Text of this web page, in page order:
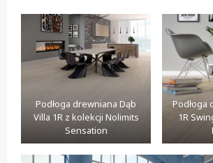
Podłoga drewniana Dąb
Villa 1R z kolekcji Nolimits
Sensation
Podłoga
1R